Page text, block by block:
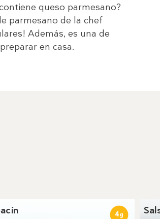
queso parmesano?
parmesano de la chef
Además, es una de
en casa.
4g